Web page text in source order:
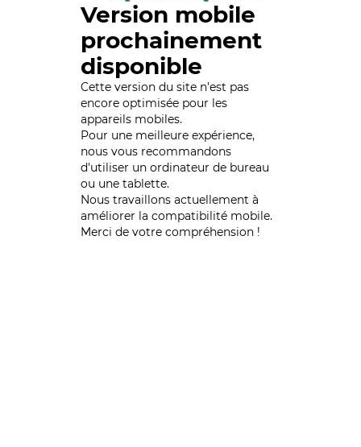
Version mobile
prochainement
disponible
Cette version du site n’est pas
encore optimisée pour les
appareils mobiles.
Pour une meilleure expérience,
nous vous recommandons
d'utiliser un ordinateur de bureau
ou une tablette.
Nous travaillons actuellement à
améliorer la compatibilité mobile.
Merci de votre compréhension !